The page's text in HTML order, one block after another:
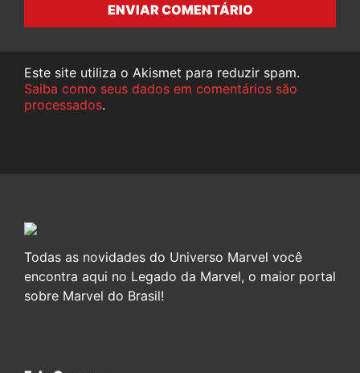
ENVIAR COMENTÁRIO
Este site utiliza o Akismet para reduzir spam.
Saiba como seus dados em comentários são
processados.
Todas as novidades do Universo Marvel você
encontra aqui no Legado da Marvel, o maior portal
sobre Marvel do Brasil!